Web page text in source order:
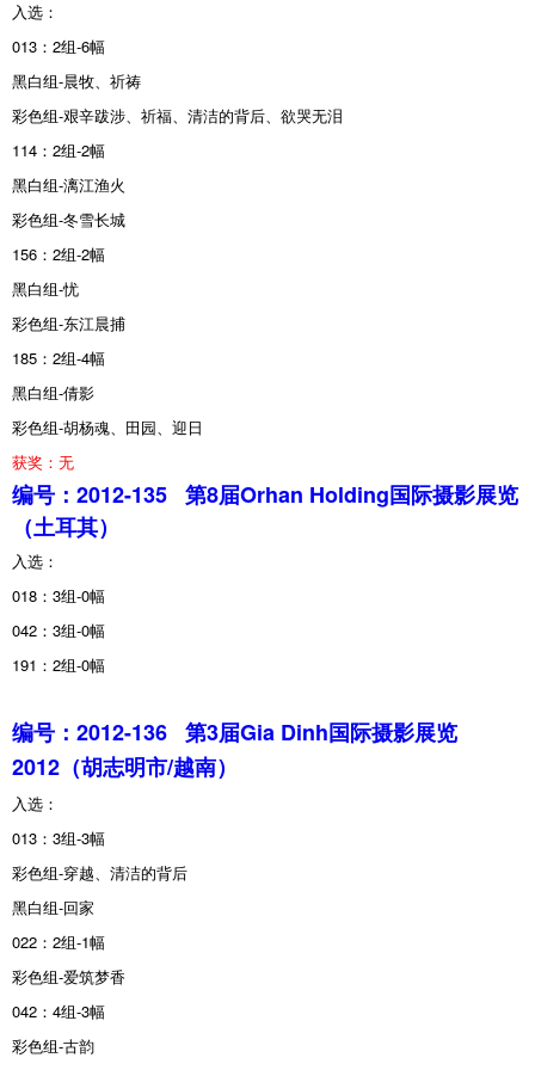
入选：
013：2组-6幅
黑白组-晨牧、祈祷
彩色组-艰辛跋涉、祈福、清洁的背后、欲哭无泪
114：2组-2幅
黑白组-漓江渔火
彩色组-冬雪长城
156：2组-2幅
黑白组-忧
彩色组-东江晨捕
185：2组-4幅
黑白组-倩影
彩色组-胡杨魂、田园、迎日
获奖：无
编号：2012-135 第8届Orhan Holding国际摄影展览
（土耳其）
入选：
018：3组-0幅
042：3组-0幅
191：2组-0幅
编号：2012-136 第3届Gia Dinh国际摄影展览
2012（胡志明市/越南）
入选：
013：3组-3幅
彩色组-穿越、清洁的背后
黑白组-回家
022：2组-1幅
彩色组-爱筑梦香
042：4组-3幅
彩色组-古韵